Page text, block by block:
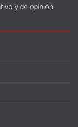
y de opinión.